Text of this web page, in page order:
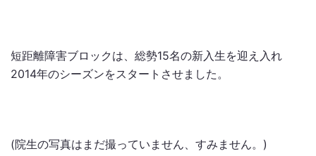
短距離障害ブロックは、総勢15名の新入生を迎え入れ
2014年のシーズンをスタートさせました。
(院生の写真はまだ撮っていません、すみません。)